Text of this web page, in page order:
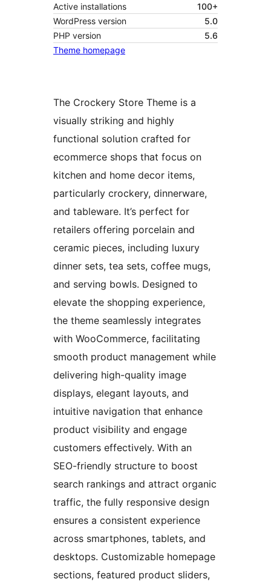
Active installations
100+
WordPress version
5.0
PHP version
5.6
Theme homepage
The Crockery Store Theme is a
visually striking and highly
functional solution crafted for
ecommerce shops that focus on
kitchen and home decor items,
particularly crockery, dinnerware,
and tableware. It’s perfect for
retailers offering porcelain and
ceramic pieces, including luxury
dinner sets, tea sets, coffee mugs,
and serving bowls. Designed to
elevate the shopping experience,
the theme seamlessly integrates
with WooCommerce, facilitating
smooth product management while
delivering high-quality image
displays, elegant layouts, and
intuitive navigation that enhance
product visibility and engage
customers effectively. With an
SEO-friendly structure to boost
search rankings and attract organic
traffic, the fully responsive design
ensures a consistent experience
across smartphones, tablets, and
desktops. Customizable homepage
sections, featured product sliders,